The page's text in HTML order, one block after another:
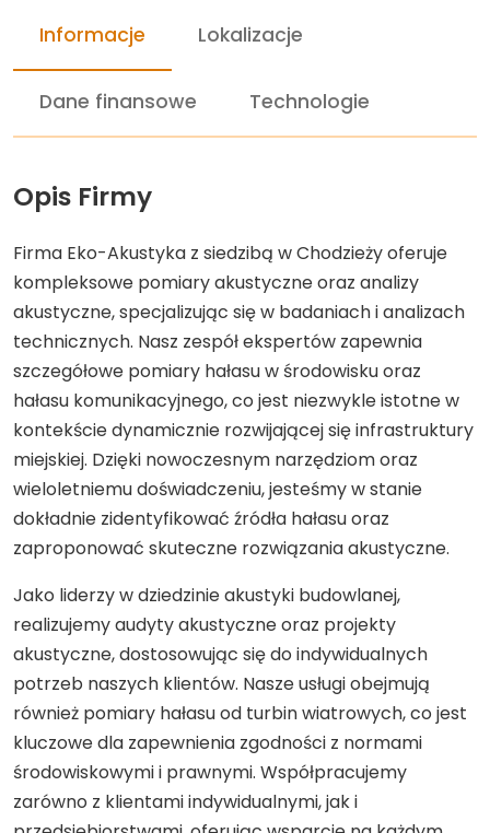
Informacje Lokalizacje
Dane finansowe Technologie
Opis Firmy
Firma Eko-Akustyka z siedzibą w Chodzieży oferuje
kompleksowe pomiary akustyczne oraz analizy
akustyczne, specjalizując się w badaniach i analizach
technicznych. Nasz zespół ekspertów zapewnia
szczegółowe pomiary hałasu w środowisku oraz
hałasu komunikacyjnego, co jest niezwykle istotne w
kontekście dynamicznie rozwijającej się infrastruktury
miejskiej. Dzięki nowoczesnym narzędziom oraz
wieloletniemu doświadczeniu, jesteśmy w stanie
dokładnie zidentyfikować źródła hałasu oraz
zaproponować skuteczne rozwiązania akustyczne.
Jako liderzy w dziedzinie akustyki budowlanej,
realizujemy audyty akustyczne oraz projekty
akustyczne, dostosowując się do indywidualnych
potrzeb naszych klientów. Nasze usługi obejmują
również pomiary hałasu od turbin wiatrowych, co jest
kluczowe dla zapewnienia zgodności z normami
środowiskowymi i prawnymi. Współpracujemy
zarówno z klientami indywidualnymi, jak i